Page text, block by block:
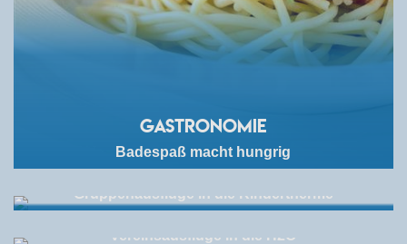
Gastronomie
Badespaß macht hungrig
Schulen / Gruppen
Gruppenausflüge in die Kindertherme
Vereine
Vereinsausflüge in die H2O